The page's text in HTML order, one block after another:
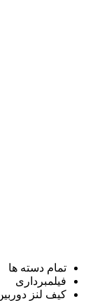
تمام دسته ها
فیلمبرداری
کیف لنز